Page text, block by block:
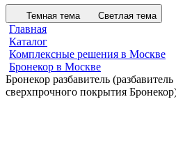
Темная тема Светлая тема
Главная
Каталог
Комплексные решения в Москве
Бронекор в Москве
Бронекор разбавитель
сверхпрочного покрытия